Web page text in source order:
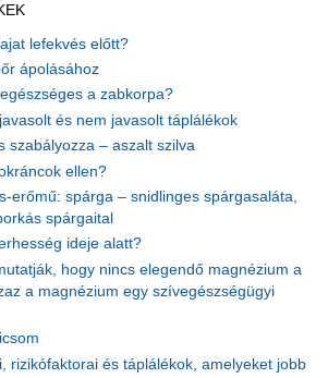
lefekvés előtt?
ápolásához
a zabkorpa?
és nem javasolt táplálékok
szabályozza – aszalt szilva
ellen?
erőmű: spárga – snidlinges spárgasaláta,
spárgaital
ideje alatt?
hogy nincs elegendő magnézium a
a magnézium egy szívegészségügyi
rizikófaktorai és táplálékok, amelyeket jobb